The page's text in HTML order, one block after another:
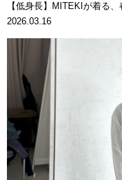
【低身長】MITEKIが着る
2026.03.16